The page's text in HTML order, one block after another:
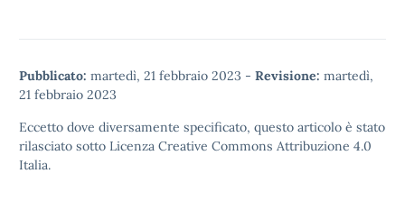
Pubblicato: martedì, 21 febbraio 2023 - Revisione: martedì,
21 febbraio 2023
Eccetto dove diversamente specificato, questo articolo è stato
rilasciato sotto Licenza Creative Commons Attribuzione 4.0
Italia.